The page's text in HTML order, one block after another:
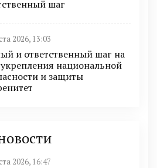
шаг
2026, 13:03
и ответственный шаг на
национальной
и защиты
2026, 16:47